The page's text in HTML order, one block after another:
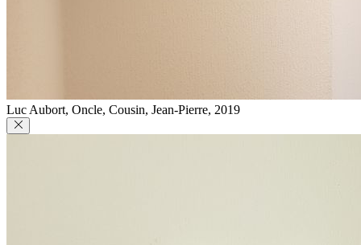
Luc Aubort, Oncle, Cousin, Jean-Pierre, 2019